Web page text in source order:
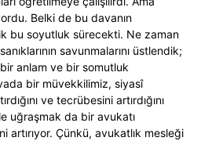
Belki de bu davanın
bu soyutluk sürecekti. Ne zaman
savunmalarını üstlendik;
anlam ve bir somutluk
bir müvekkilimiz, siyasî
ve tecrübesini artırdığını
uğraşmak da bir avukatı
artırıyor. Çünkü, avukatlık mesleği